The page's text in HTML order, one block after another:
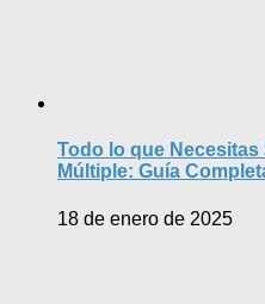
Todo lo que
Múltiple: Guía
18 de enero de 2025